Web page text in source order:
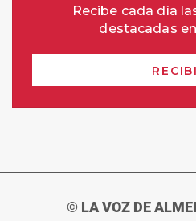
© LA VOZ DE